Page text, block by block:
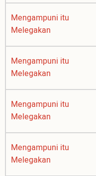
Mengampuni itu
Melegakan
Mengampuni itu
Melegakan
Mengampuni itu
Melegakan
Mengampuni itu
Melegakan